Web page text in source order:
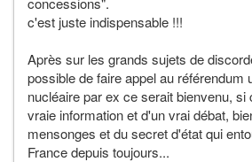
c'est juste indispensable !!!
Après sur les grands sujets de
possible de faire appel au référendum
nucléaire par ex ce serait bienvenu, si
vraie information et d'un vrai débat,
mensonges et du secret d'état qui
France depuis toujours...